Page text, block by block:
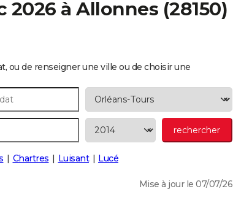
2026 à Allonnes (28150)
ou de renseigner une ville ou de choisir une
Chartres Luisant Lucé
Mise à jour le 07/07/26